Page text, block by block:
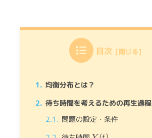
目次
均衡分布とは？
待ち時間を考えるための再生過程
問題の設定・条件
Y(t )